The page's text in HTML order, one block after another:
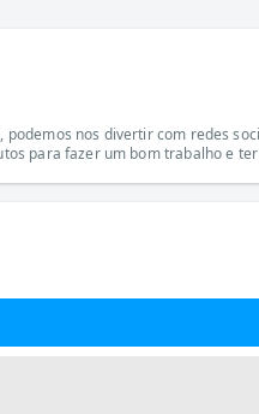
nos divertir com redes
para fazer um bom trabalho e